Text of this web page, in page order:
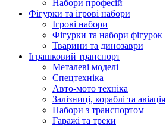
Набори професій
Фігурки та ігрові набори
Ігрові набори
Фігурки та набори фігурок
Тварини та динозаври
Іграшковий транспорт
Металеві моделі
Спецтехніка
Авто-мото техніка
Залізниці, кораблі та авіація
Набори з транспортом
Гаражі та треки